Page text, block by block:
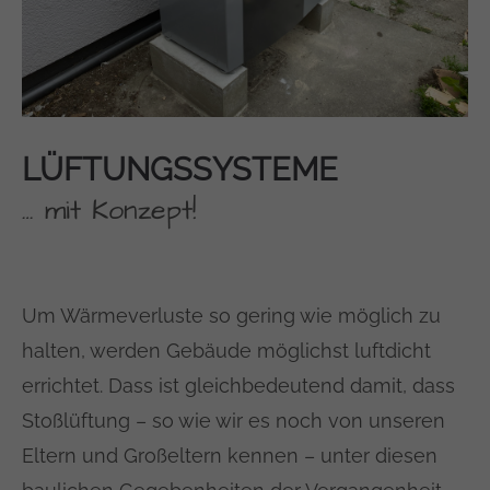
LÜFTUNGSSYSTEME
… mit Konzept!
Um Wärmeverluste so gering wie möglich zu
halten, werden Gebäude möglichst luftdicht
errichtet. Dass ist gleichbedeutend damit, dass
Stoßlüftung – so wie wir es noch von unseren
Eltern und Großeltern kennen – unter diesen